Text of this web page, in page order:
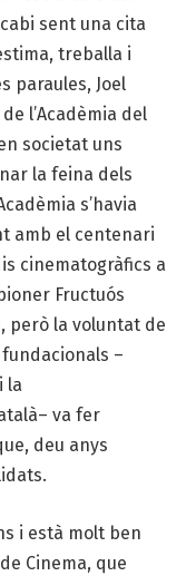
sent una cita
treballa i
paraules, Joel
l’Acadèmia del
societat uns
la feina dels
s’havia
amb el centenari
cinematogràfics a
Fructuós
però la voluntat de
–
la
va fer
deu anys
i està molt ben
Cinema, que